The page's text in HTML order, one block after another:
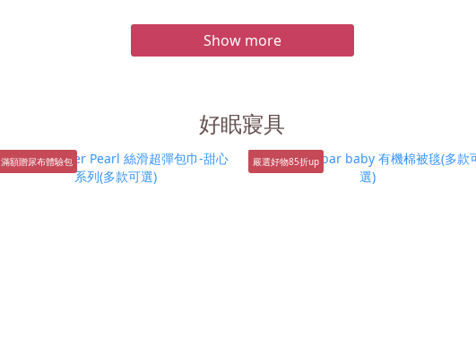
Show more
好眠寢具
滿額贈尿布體驗包 嚴選好物85折up